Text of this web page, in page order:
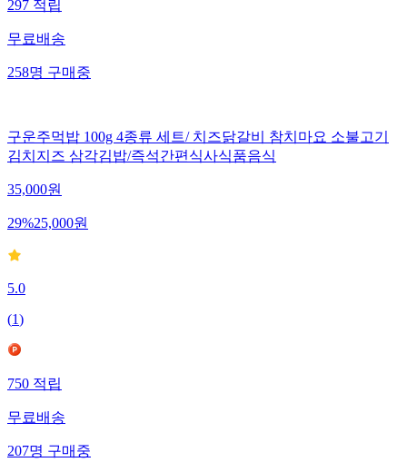
297적립
무료배송
258명구매중
구운주먹밥 100g 4종류 세트/ 치즈닭갈비 참치마요 소불고기
김치지즈 삼각김밥/즉석간편식사식품음식
35,000원
29%25,000원
5.0
(1)
750적립
무료배송
207명구매중